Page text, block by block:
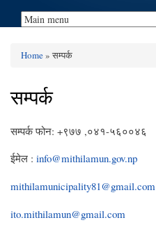
Home» सम्पर्क
सम्पर्क
सम्पर्क फोन: +९७७ ,०४१-५६००४६
ईमेल : info@mithilamun.gov.np
mithilamunicipality81@gmail.com
ito.mithilamun@gmail.com